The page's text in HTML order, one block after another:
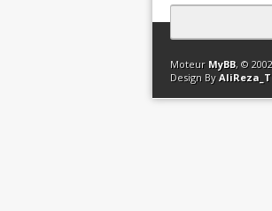
Contact Club
Moteur MyBB, ©
Design By